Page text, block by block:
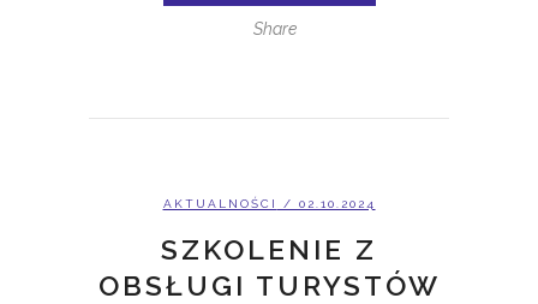
Share
AKTUALNOŚCI / 02.10.2024
SZKOLENIE Z
OBSŁUGI TURYSTÓW